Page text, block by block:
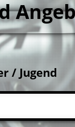
/ Jugend